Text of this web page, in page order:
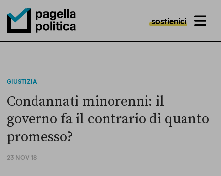
Pagella Politica Logo
sostienici MENU
GIUSTIZIA
Condannati minorenni: il
governo fa il contrario di quanto
promesso?
23 NOV 18